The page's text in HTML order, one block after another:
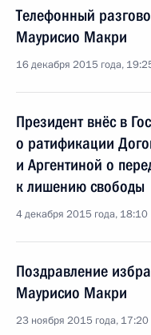
Телефонный
Маурисио Макри
16 декабря 2015 года,
Президент внёс в
о ратификации
и Аргентиной о
к лишению свободы
4 декабря 2015 года, 18:10
Поздравление
Маурисио Макри
23 ноября 2015 года, 17:20